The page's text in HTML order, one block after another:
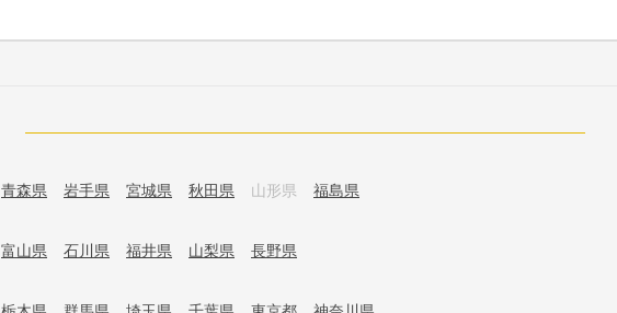
青森県 岩手県 宮城県 秋田県 山形県 福島県
富山県 石川県 福井県 山梨県 長野県